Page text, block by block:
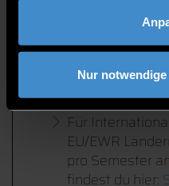
Nur
Autonomes
Gebühren
Keine
nur
Für
EU/EWR
pro Semester
findest du hier: